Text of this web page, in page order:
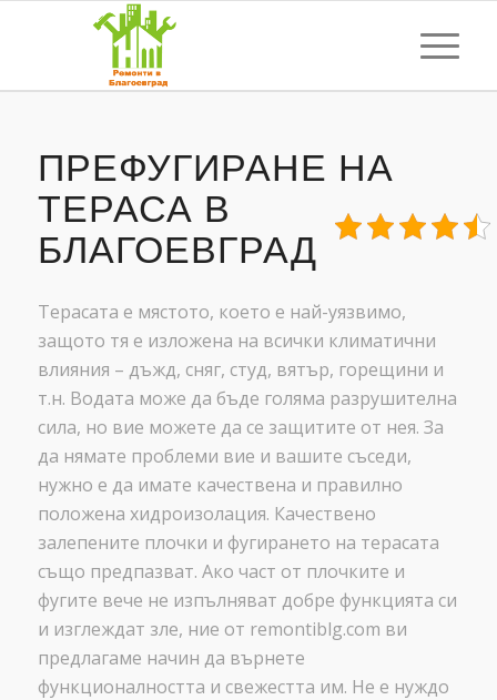
ПРЕФУГИРАНЕ НА
ТЕРАСА В
БЛАГОЕВГРАД
Терасата е мястото, което е най-уязвимо,
защото тя е изложена на всички климатични
влияния – дъжд, сняг, студ, вятър, горещини и
т.н. Водата може да бъде голяма разрушителна
сила, но вие можете да се защитите от нея. За
да нямате проблеми вие и вашите съседи,
нужно е да имате качествена и правилно
положена хидроизолация. Качествено
залепените плочки и фугирането на терасата
също предпазват. Ако част от плочките и
фугите вече не изпълняват добре функцията си
и изглеждат зле, ние от remontiblg.com ви
предлагаме начин да върнете
функционалността и свежестта им. Не е нуждо